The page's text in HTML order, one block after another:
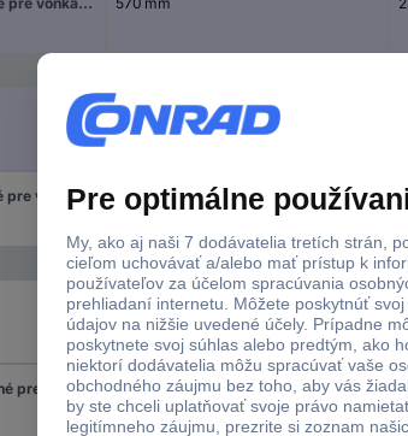
Knipex 46 10 A5 kliešte na poistné krúžky Vhodné pre vonkajšie krúžky 122-300 mm Tvar hrotu rovný 560 mm
Knipex 46 20 A51 kliešte na poistné krúžky Vhodné pre vonkajšie krúžky 122-300 mm Tvar hrotu zahnutý o 90° 570 mm